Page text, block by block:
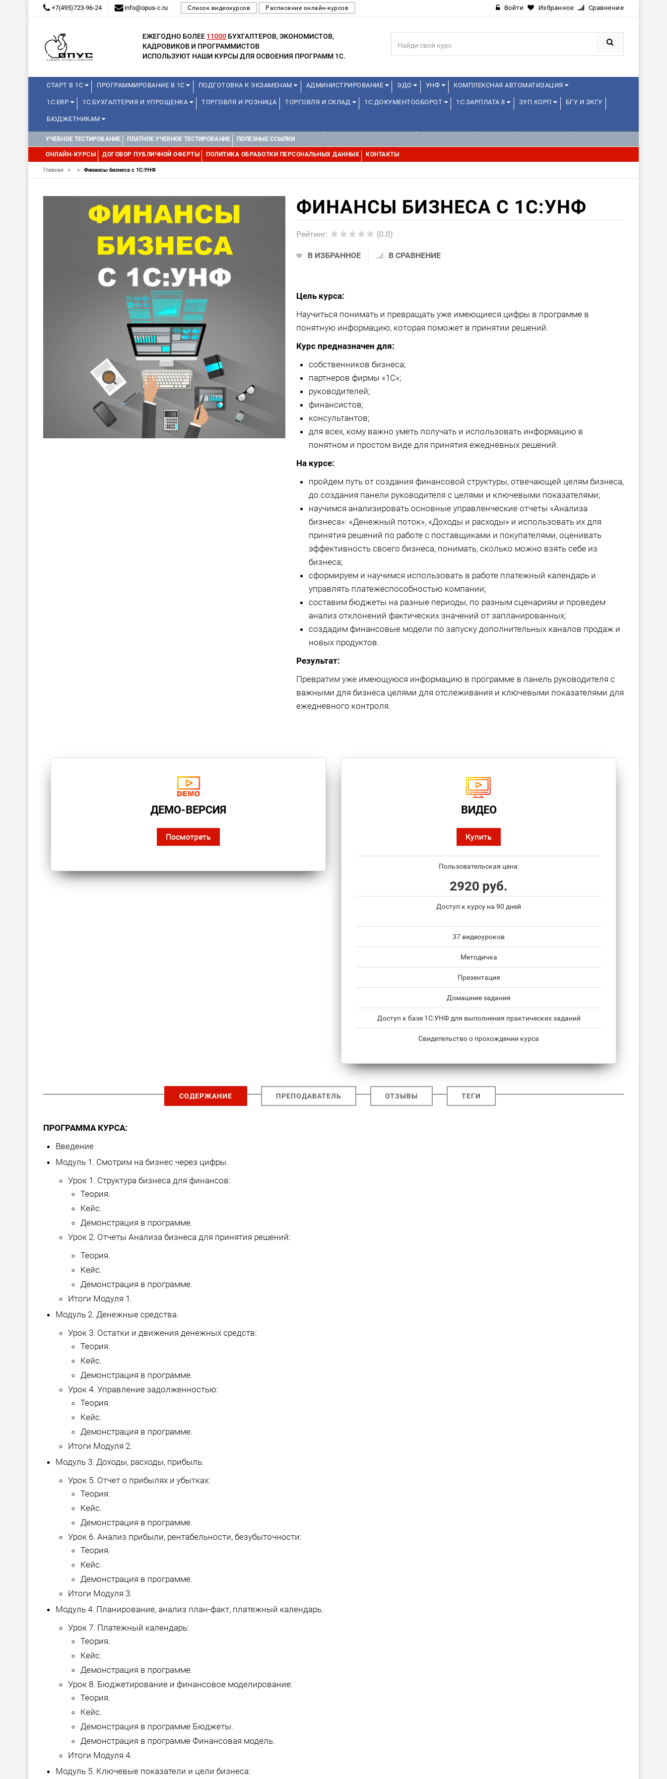
+7(495)723-96-24 info@opus-c.ru Список видеокурсов Расписание онлайн-курсов Войти Избранное Сравнение
ЕЖЕГОДНО БОЛЕЕ 11000 БУХГАЛТЕРОВ, ЭКОНОМИСТОВ,
КАДРОВИКОВ И ПРОГРАММИСТОВ
ИСПОЛЬЗУЮТ НАШИ КУРСЫ ДЛЯ ОСВОЕНИЯ ПРОГРАММ 1С.
СТАРТ В 1С ПРОГРАММИРОВАНИЕ В 1С ПОДГОТОВКА К ЭКЗАМЕНАМ АДМИНИСТРИРОВАНИЕ ЭДО УНФ КОМПЛЕКСНАЯ АВТОМАТИЗАЦИЯ
1С:ERP 1С:БУХГАЛТЕРИЯ И УПРОЩЕНКА ТОРГОВЛЯ И РОЗНИЦА ТОРГОВЛЯ И СКЛАД 1С:ДОКУМЕНТООБОРОТ 1С:ЗАРПЛАТА 8 ЗУП КОРП БГУ И ЗКГУ
БЮДЖЕТНИКАМ
КУРСЫ ДЛЯ ШКОЛЬНИКОВ ДЛЯ ШКОЛЬНИКОВ 1С:УПРАВЛЕНИЕ ХОЛДИНГОМ
WEB, JAVA И ANDROID
УЧЕБНОЕ ТЕСТИРОВАНИЕ ПЛАТНОЕ УЧЕБНОЕ ТЕСТИРОВАНИЕ ПОЛЕЗНЫЕ ССЫЛКИ
ОНЛАЙН-КУРСЫ ДОГОВОР ПУБЛИЧНОЙ ОФЕРТЫ ПОЛИТИКА ОБРАБОТКИ ПЕРСОНАЛЬНЫХ ДАННЫХ КОНТАКТЫ
Главная » » Финансы бизнеса с 1С:УНФ
ФИНАНСЫ БИЗНЕСА С 1С:УНФ
Рейтинг: (0.0)
В ИЗБРАННОЕ В СРАВНЕНИЕ
Цель курса:
Научиться понимать и превращать уже имеющиеся цифры в программе в
понятную информацию, которая поможет в принятии решений.
Курс предназначен для:
собственников бизнеса;
партнеров фирмы «1С»;
руководителей;
финансистов;
консультантов;
для всех, кому важно уметь получать и использовать информацию в
понятном и простом виде для принятия ежедневных решений.
На курсе:
пройдем путь от создания финансовой структуры, отвечающей целям бизнеса,
до создания панели руководителя с целями и ключевыми показателями;
научимся анализировать основные управленческие отчеты «Анализа
бизнеса»: «Денежный поток», «Доходы и расходы» и использовать их для
принятия решений по работе с поставщиками и покупателями, оценивать
эффективность своего бизнеса, понимать, сколько можно взять себе из
бизнеса;
сформируем и научимся использовать в работе платежный календарь и
управлять платежеспособностью компании;
составим бюджеты на разные периоды, по разным сценариям и проведем
анализ отклонений фактических значений от запланированных;
создадим финансовые модели по запуску дополнительных каналов продаж и
новых продуктов.
Результат:
Превратим уже имеющуюся информацию в программе в панель руководителя с
важными для бизнеса целями для отслеживания и ключевыми показателями для
ежедневного контроля.
ДЕМО-ВЕРСИЯ
Посмотреть
ВИДЕО
Купить
Пользовательская цена:
2920 руб.
Доступ к курсу на 90 дней
37 видеоуроков
Методичка
Презентация
Домашние задания
Доступ к базе 1С:УНФ для выполнения практических заданий
Свидетельство о прохождении курса
СОДЕРЖАНИЕ ПРЕПОДАВАТЕЛЬ ОТЗЫВЫ ТЕГИ
ПРОГРАММА КУРСА:
Введение
Модуль 1. Смотрим на бизнес через цифры.
Урок 1. Структура бизнеса для финансов:
Теория.
Кейс.
Демонстрация в программе.
Урок 2. Отчеты Анализа бизнеса для принятия решений:
Теория.
Кейс.
Демонстрация в программе.
Итоги Модуля 1.
Модуль 2. Денежные средства.
Урок 3. Остатки и движения денежных средств:
Теория.
Кейс.
Демонстрация в программе.
Урок 4. Управление задолженностью:
Теория.
Кейс.
Демонстрация в программе.
Итоги Модуля 2.
Модуль 3. Доходы, расходы, прибыль.
Урок 5. Отчет о прибылях и убытках:
Теория.
Кейс.
Демонстрация в программе.
Урок 6. Анализ прибыли, рентабельности, безубыточности:
Теория.
Кейс.
Демонстрация в программе.
Итоги Модуля 3.
Модуль 4. Планирование, анализ план-факт, платежный календарь.
Урок 7. Платежный календарь:
Теория.
Кейс.
Демонстрация в программе.
Урок 8. Бюджетирование и финансовое моделирование:
Теория.
Кейс.
Демонстрация в программе Бюджеты.
Демонстрация в программе Финансовая модель.
Итоги Модуля 4.
Модуль 5. Ключевые показатели и цели бизнеса: